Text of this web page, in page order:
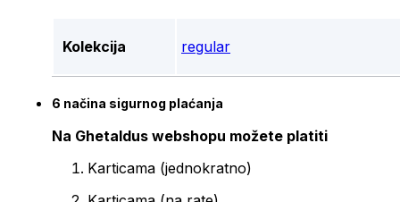
Kolekcija regular
6 načina sigurnog plaćanja
Na Ghetaldus webshopu možete platiti
Karticama (jednokratno)